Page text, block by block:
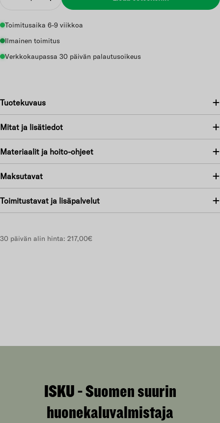
Vähennä Lisää
Toimitusaika 6-9 viikkoa
Ilmainen toimitus
Verkkokaupassa 30 päivän palautusoikeus
Tuotekuvaus
Mitat ja lisätiedot
Materiaalit ja hoito-ohjeet
Maksutavat
Toimitustavat ja lisäpalvelut
30 päivän alin hinta: 217,00€
ISKU - Suomen suurin
huonekaluvalmistaja